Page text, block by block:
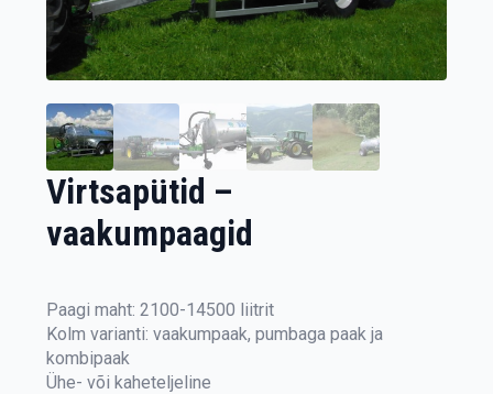
Virtsapütid –
vaakumpaagid
Paagi maht: 2100-14500 liitrit
Kolm varianti: vaakumpaak, pumbaga paak ja
kombipaak
Ühe- või kaheteljeline